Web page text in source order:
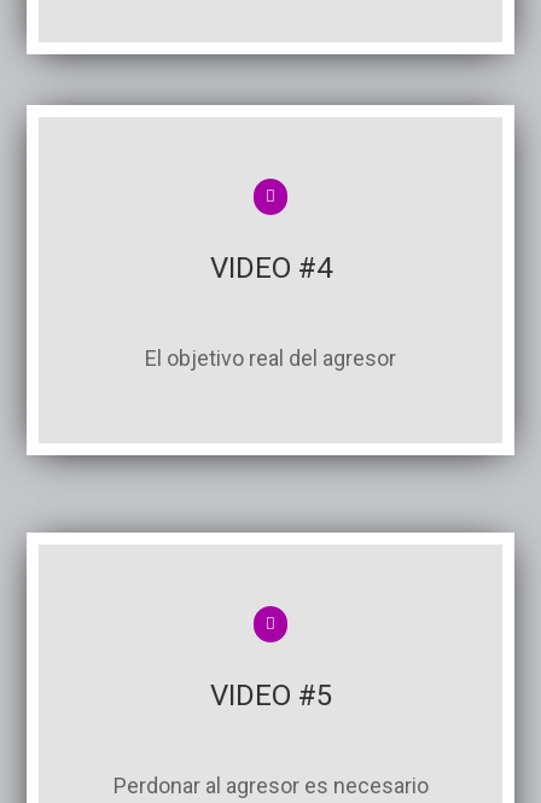
VIDEO #4
El objetivo real del agresor
VIDEO #5
Perdonar al agresor es necesario